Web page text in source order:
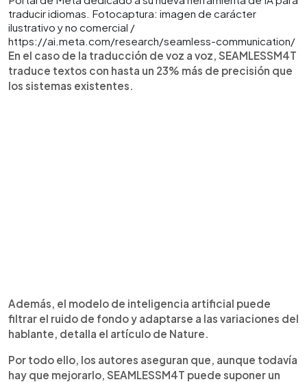
traducir idiomas. Fotocaptura: imagen de carácter
ilustrativo y no comercial /
https://ai.meta.com/research/seamless-communication/
En el caso de la traducción de voz a voz, SEAMLESSM4T
traduce textos con hasta un 23% más de precisión que
los sistemas existentes.
Además, el modelo de inteligencia artificial puede
filtrar el ruido de fondo y adaptarse a las variaciones del
hablante, detalla el artículo de Nature.
Por todo ello, los autores aseguran que, aunque todavía
hay que mejorarlo, SEAMLESSM4T puede suponer un